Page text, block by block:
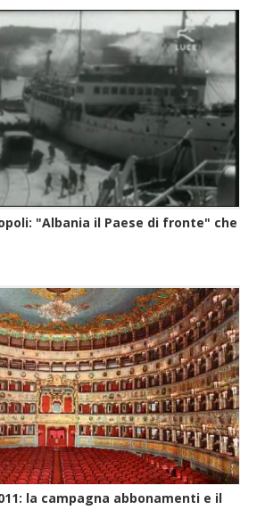
"Albania il Paese di fronte" che
la campagna abbonamenti e il